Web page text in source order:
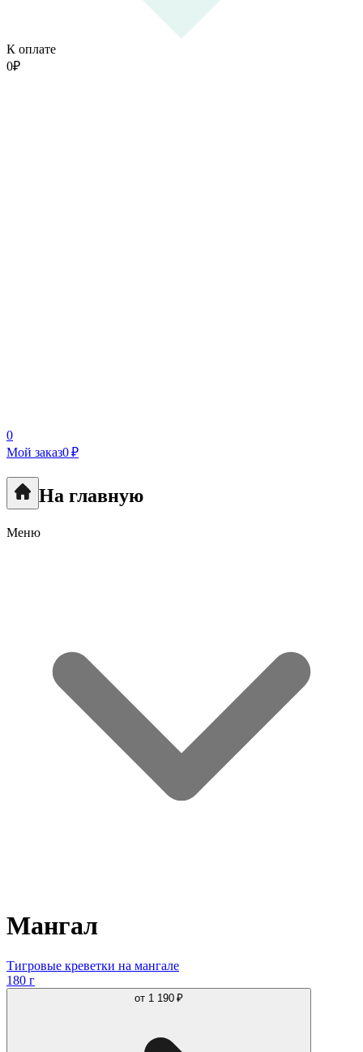
К оплате
0₽
0
Мой заказ0 ₽
На главную
Меню
Мангал
Тигровые креветки на мангале
180 г
от 1 190 ₽